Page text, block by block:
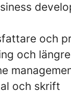
och
och
och skrift